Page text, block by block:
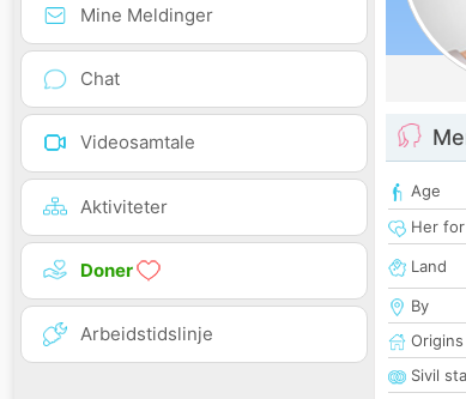
Mine Meldinger
Chat
Videosamtale
Aktiviteter
Doner
Arbeidstidslinje
Age
Her for
Land
By
Origins
Sivil